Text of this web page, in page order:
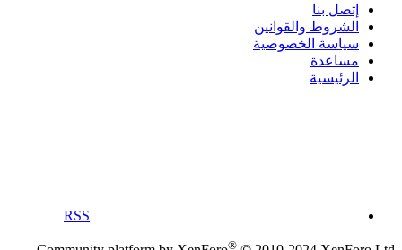
إتصل بنا
الشروط والقوانين
سياسة الخصوصية
مساعدة
الرئيسية
RSS
®